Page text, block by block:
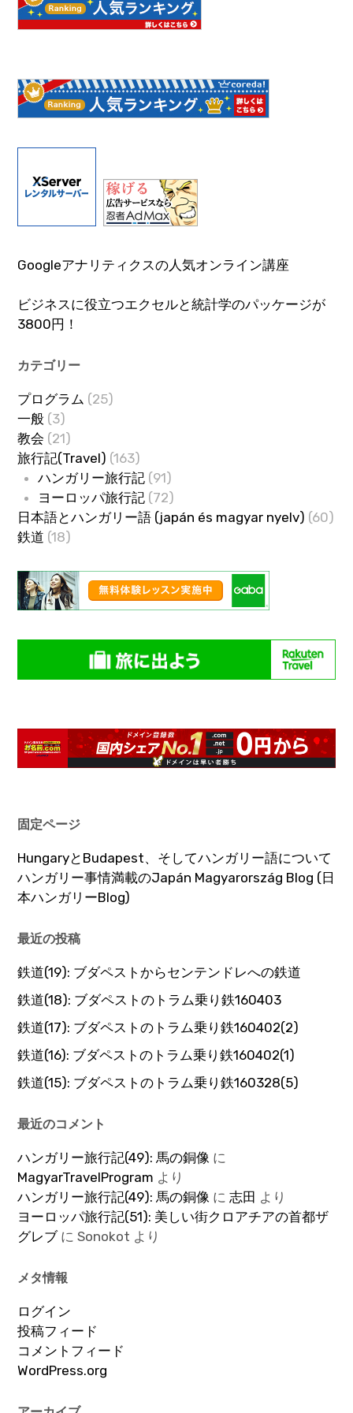
Googleアナリティクスの人気オンライン講座
ビジネスに役立つエクセルと統計学のパッケージが
3800円！
カテゴリー
プログラム (25)
一般 (3)
教会 (21)
旅行記(Travel) (163)
ハンガリー旅行記(91)
ヨーロッパ旅行記(72)
日本語とハンガリー語 (japán és magyar nyelv) (60)
鉄道 (18)
固定ページ
HungaryとBudapest、そしてハンガリー語について
ハンガリー事情満載のJapán Magyarország Blog (日
本ハンガリーBlog)
最近の投稿
鉄道(19): ブダペストからセンテンドレへの鉄道
鉄道(18): ブダペストのトラム乗り鉄160403
鉄道(17): ブダペストのトラム乗り鉄160402(2)
鉄道(16): ブダペストのトラム乗り鉄160402(1)
鉄道(15): ブダペストのトラム乗り鉄160328(5)
最近のコメント
ハンガリー旅行記(49): 馬の銅像 に
MagyarTravelProgram より
ハンガリー旅行記(49): 馬の銅像 に志田 より
ヨーロッパ旅行記(51): 美しい街クロアチアの首都ザ
グレブにSonokot より
メタ情報
ログイン
投稿フィード
コメントフィード
WordPress.org